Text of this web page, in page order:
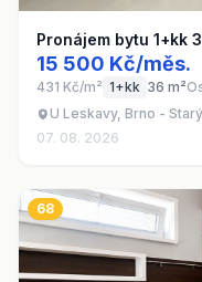
Pronájem bytu 1+kk
15 500 Kč/měs.
431 Kč/m² 1+kk 36 m²
U Leskavy, Brno -
07. 08. 2026
68